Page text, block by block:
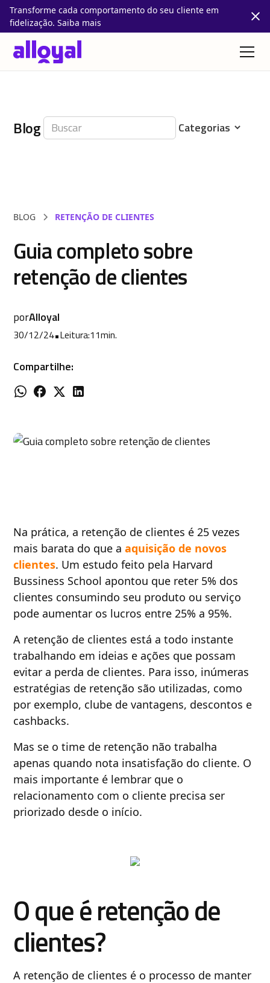
Transforme cada comportamento do seu cliente em
fidelização. Saiba mais
Blog
BLOG RETENÇÃO DE CLIENTES
Guia completo sobre
retenção de clientes
porAlloyal
30/12/24•Leitura:11min.
Compartilhe:
Na prática, a retenção de clientes é 25 vezes
mais barata do que aaquisição de novos
clientes. Um estudo feito pela Harvard
Bussiness School apontou que reter 5% dos
clientes consumindo seu produto ou serviço
pode aumentar os lucros entre 25% a 95%.
A retenção de clientes está a todo instante
trabalhando em ideias e ações que possam
evitar a perda de clientes. Para isso, inúmeras
estratégias de retenção são utilizadas, como
por exemplo, clube de vantagens, descontos e
cashbacks.
Mas se o time de retenção não trabalha
apenas quando nota insatisfação do cliente. O
mais importante é lembrar que o
relacionamento com o cliente precisa ser
priorizado desde o início.
O que é retenção de
clientes?
A retenção de clientes é o processo de manter